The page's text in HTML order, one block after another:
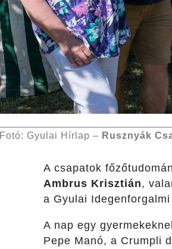
Fotó: Gyulai Hírlap – Rusznyák
A csapatok
Ambrus Krisztián,
a Gyulai
A nap egy
Pepe Manó, a Crumpli